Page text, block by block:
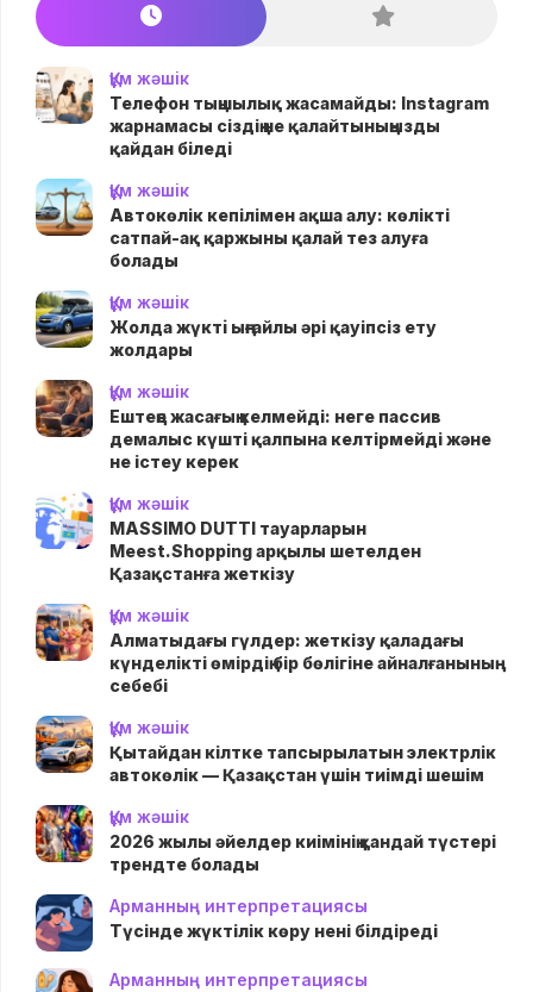
Құм жәшік
Телефон тыңшылық жасамайды: Instagram
жарнамасы сіздің не қалайтыныңызды
қайдан біледі
Құм жәшік
Автокөлік кепілімен ақша алу: көлікті
сатпай-ақ қаржыны қалай тез алуға
болады
Құм жәшік
Жолда жүктi ыңғайлы әрі қауіпсіз ету
жолдары
Құм жәшік
Ештеңе жасағың келмейді: неге пассив
демалыс күшті қалпына келтірмейді және
не істеу керек
Құм жәшік
MASSIMO DUTTI тауарларын
Meest.Shopping арқылы шетелден
Қазақстанға жеткізу
Құм жәшік
Алматыдағы гүлдер: жеткізу қаладағы
күнделікті өмірдің бір бөлігіне айналғанының
себебі
Құм жәшік
Қытайдан кілтке тапсырылатын электрлік
автокөлік — Қазақстан үшін тиімді шешім
Құм жәшік
2026 жылы әйелдер киімінің қандай түстері
трендте болады
Арманның интерпретациясы
Түсінде жүктілік көру нені білдіреді
Арманның интерпретациясы